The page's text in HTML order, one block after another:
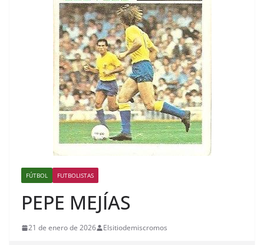
FÚTBOL FUTBOLISTAS
PEPE MEJÍAS
21 de enero de 2026 Elsitiodemiscromos